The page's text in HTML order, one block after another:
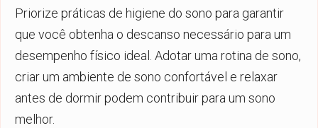
Priorize práticas de higiene do sono para garantir
que você obtenha o descanso necessário para um
desempenho físico ideal. Adotar uma rotina de sono,
criar um ambiente de sono confortável e relaxar
antes de dormir podem contribuir para um sono
melhor.